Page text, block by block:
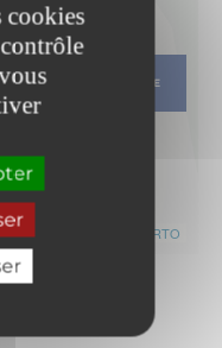
cookies
CARTO
ITINÉRAIRE